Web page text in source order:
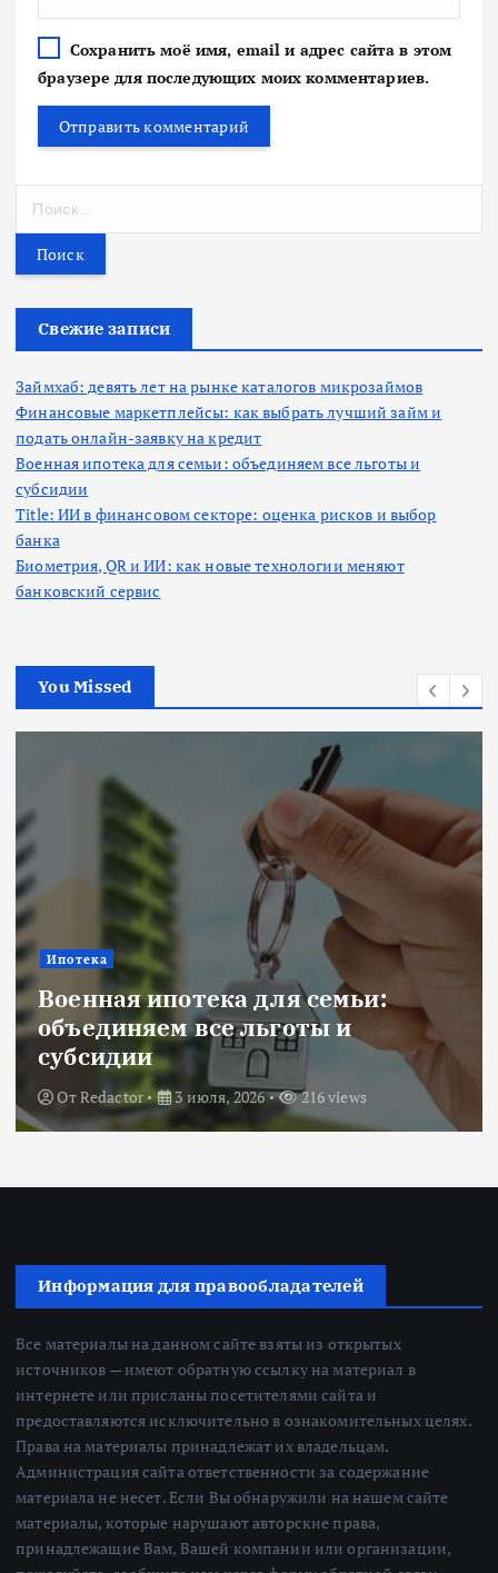
Сохранить моё имя, email и адрес сайта в этом
браузере для последующих моих комментариев.
т
Свежие записи
Займхаб: девять лет на рынке каталогов микрозаймов
Финансовые маркетплейсы: как выбрать лучший займ и
подать онлайн-заявку на кредит
Военная ипотека для семьи: объединяем все льготы и
субсидии
Title: ИИ в финансовом секторе: оценка рисков и выбор
банка
Биометрия, QR и ИИ: как новые технологии меняют
банковский сервис
You Missed
Ипотека
Военная ипотека для семьи:
объединяем все льготы и
субсидии
ОтRedactor 3 июля, 2026 216 views
Информация для правообладателей
Все материалы на данном сайте взяты из открытых
источников — имеют обратную ссылку на материал в
интернете или присланы посетителями сайта и
предоставляются исключительно в ознакомительных целях.
Права на материалы принадлежат их владельцам.
Администрация сайта ответственности за содержание
материала не несет. Если Вы обнаружили на нашем сайте
материалы, которые нарушают авторские права,
принадлежащие Вам, Вашей компании или организации,